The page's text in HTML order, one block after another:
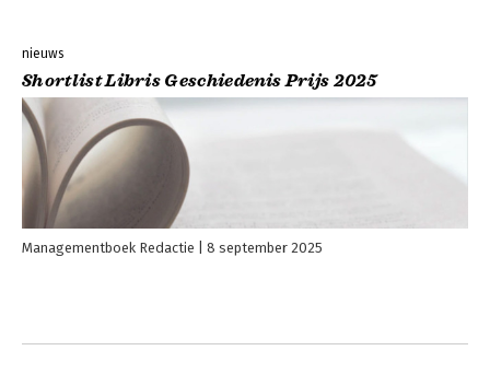
nieuws
Shortlist Libris Geschiedenis Prijs 2025
Managementboek Redactie 8 september 2025